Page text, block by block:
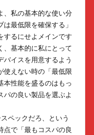
私の基本的な使い分
最低限を確保する」
するにせよメインです
、基本的に私にとって
バイスを用意するよう
使えない時の「最低限
本性能を盛るのはもっ
パの良い製品を選ぶよ
ペックだろ、という
点で「最もコスパの良